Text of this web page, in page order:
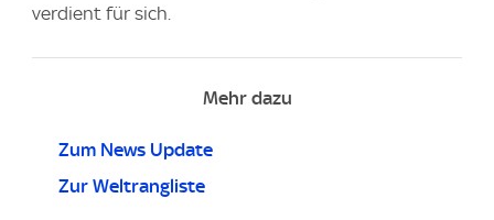
verdient für sich.
Mehr dazu
Zum News Update
Zur Weltrangliste